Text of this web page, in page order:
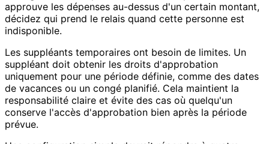
approuve les dépenses au-dessus d'un certain montant,
décidez qui prend le relais quand cette personne est
indisponible.
Les suppléants temporaires ont besoin de limites. Un
suppléant doit obtenir les droits d'approbation
uniquement pour une période définie, comme des dates
de vacances ou un congé planifié. Cela maintient la
responsabilité claire et évite des cas où quelqu'un
conserve l'accès d'approbation bien après la période
prévue.